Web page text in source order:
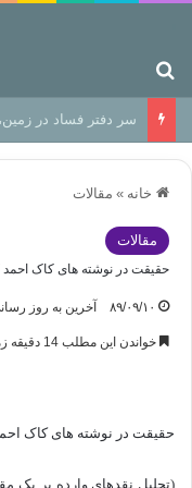
سر دفتر فساد در
خانه » مقالات
مقالات
حقیقت در نوشته های کاک
۸۹/۰۹/۱۰ آخرین به روز رسانی: ۹۱/
خواندن این مطلب 14 دقیقه زمان میبرد
حقیقت در نوشته های کاک
(تحلیل نقدهای وارده بر یک